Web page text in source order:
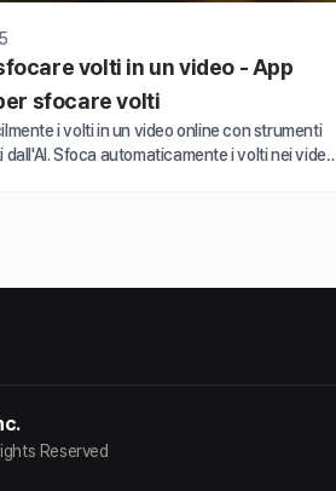
volti in un video - App
sfocare volti
i volti in un video online con strumenti
Sfoca automaticamente i volti nei video
Reserved